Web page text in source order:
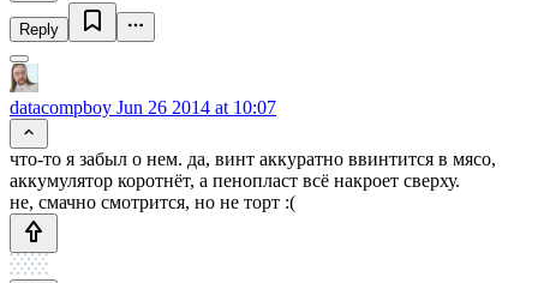
Reply
datacompboy Jun 26 2014 at 10:07
что-то я забыл о нем. да, винт аккуратно ввинтится в мясо,
аккумулятор коротнёт, а пенопласт всё накроет сверху.
не, смачно смотрится, но не торт :(